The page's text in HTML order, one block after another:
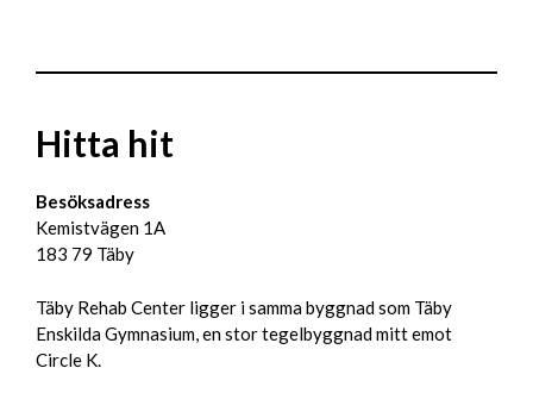
Hitta hit
Besöksadress
Kemistvägen 1A
183 79 Täby
Täby Rehab Center ligger i samma byggnad som Täby
Enskilda Gymnasium, en stor tegelbyggnad mitt emot
Circle K.